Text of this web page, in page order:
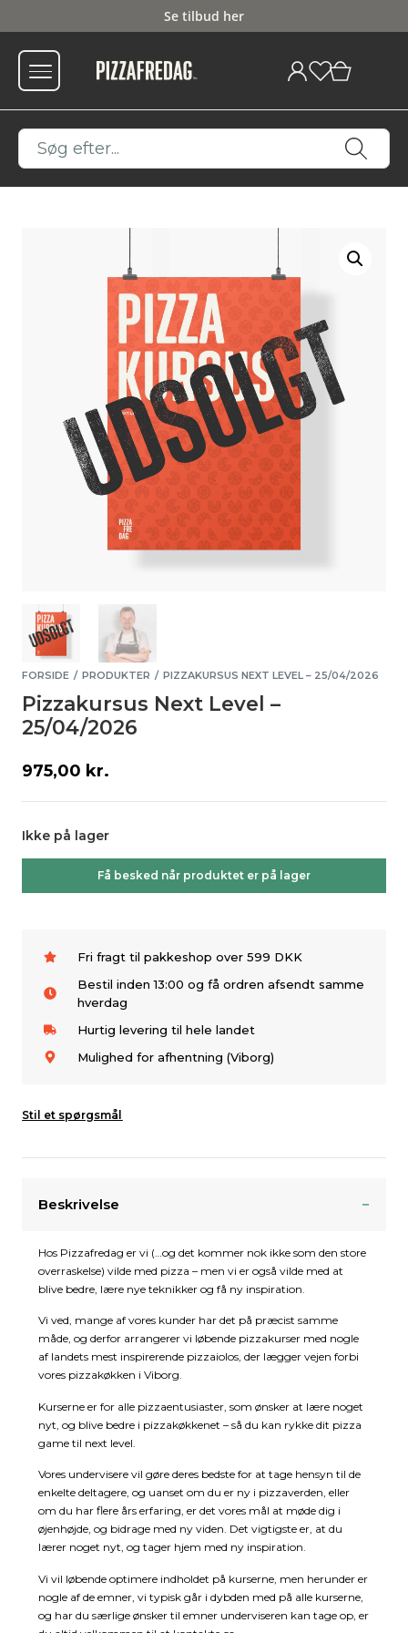
Fri fragt fra 599
FORSIDE / PRODUKTER / PIZZAKURSUS NEXT LEVEL – 25/04/2026
Pizzakursus Next Level –
25/04/2026
975,00 kr.
Ikke på lager
Få besked når produktet er på lager
Fri fragt til pakkeshop over 599 DKK
Bestil inden 13:00 og få ordren afsendt samme
hverdag
Hurtig levering til hele landet
Mulighed for afhentning (Viborg)
Stil et spørgsmål
Beskrivelse
Hos Pizzafredag er vi (…og det kommer nok ikke som den store
overraskelse) vilde med pizza – men vi er også vilde med at
blive bedre, lære nye teknikker og få ny inspiration.
Vi ved, mange af vores kunder har det på præcist samme
måde, og derfor arrangerer vi løbende pizzakurser med nogle
af landets mest inspirerende pizzaiolos, der lægger vejen forbi
vores pizzakøkken i Viborg.
Kurserne er for alle pizzaentusiaster, som ønsker at lære noget
nyt, og blive bedre i pizzakøkkenet – så du kan rykke dit pizza
game til next level.
Vores undervisere vil gøre deres bedste for at tage hensyn til de
enkelte deltagere, og uanset om du er ny i pizzaverden, eller
om du har flere års erfaring, er det vores mål at møde dig i
øjenhøjde, og bidrage med ny viden. Det vigtigste er, at du
lærer noget nyt, og tager hjem med ny inspiration.
Vi vil løbende optimere indholdet på kurserne, men herunder er
nogle af de emner, vi typisk går i dybden med på alle kurserne,
og har du særlige ønsker til emner underviseren kan tage op, er